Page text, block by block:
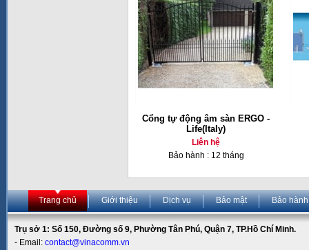
Cổng tự động âm sàn ERGO -
Life(Italy)
Liên hệ
Bảo hành : 12 tháng
Trang chủ Giới thiệu Dịch vụ Bảo mật Bảo hành
Trụ sở 1: Số 150, Đường số 9, Phường Tân Phú, Quận 7, TP.Hồ Chí Minh.
- Email: contact@vinacomm.vn